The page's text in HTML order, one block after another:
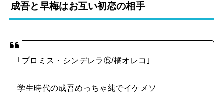
成吾と早梅はお互い初恋の相手
｢プロミス・シンデレラ⑤/橘オレコ｣
学生時代の成吾めっちゃ純でイケメソ